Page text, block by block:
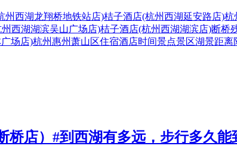
州西湖龙翔桥地铁站店)桔子酒店(杭州西湖延安路店)杭
西湖湖滨吴山广场店)桔子酒店(杭州西湖湖滨店)断桥
广场店)杭州惠州萧山区住宿酒店时间景点景区湖景距离
桥店）#到西湖有多远，步行多久能